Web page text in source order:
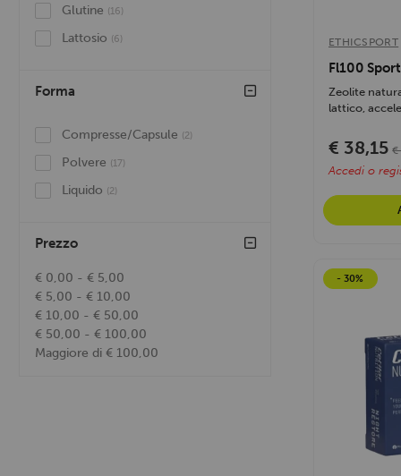
Glutine (16)
Lattosio (6)
Forma
Compresse/Capsule (2)
Polvere (17)
Liquido (2)
Prezzo
€ 0,00 - € 5,00
€ 5,00 - € 10,00
€ 10,00 - € 50,00
€ 50,00 - € 100,00
Maggiore di € 100,00
ETHICSPORT
Fl100
Zeolite
lattico,
€ 38,15 €
Accedi o
- 30%